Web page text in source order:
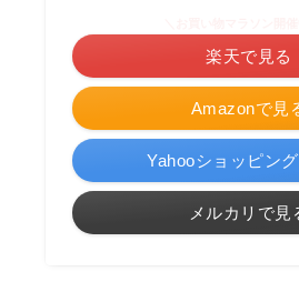
Amazonで見
楽天で見る
Yahooショッピン
メルカリで見